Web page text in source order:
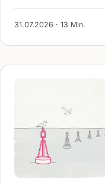
31.07.2026 · 13 Min.